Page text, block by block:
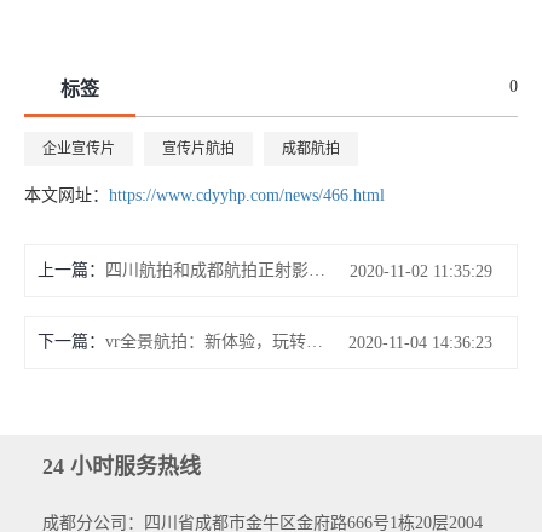
标签 0
企业宣传片 宣传片航拍 成都航拍
本文网址：https://www.cdyyhp.com/news/466.html
上一篇： 2020-11-02 11:35:29
下一篇： 2020-11-04 14:36:23
24 小时服务热线
成都分公司：四川省成都市金牛区金府路666号1栋20层2004